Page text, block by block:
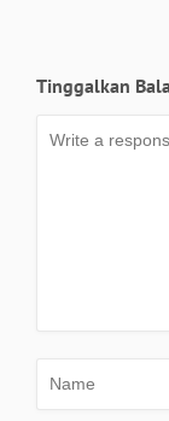
Tinggalkan